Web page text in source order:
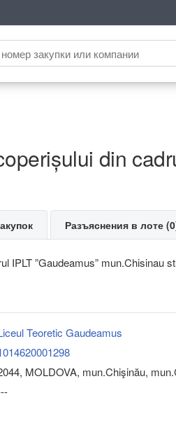
din
Разъяснения в лоте
IPLT ”Gaudeamus” mun.Chisinau
Teoretic Gaudeamus
MOLDOVA, mun.Chişinău,